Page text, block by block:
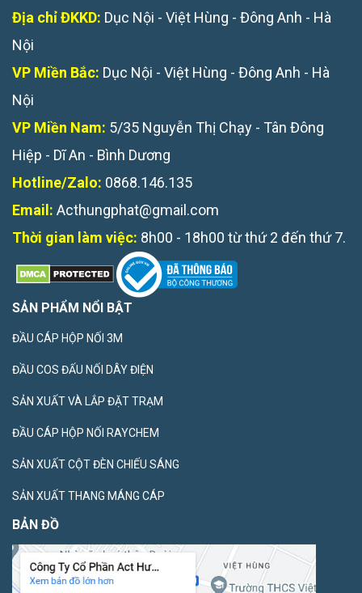
Địa chỉ ĐKKD: Dục Nội - Việt Hùng - Đông Anh - Hà
Nội
VP Miền Bắc: Dục Nội - Việt Hùng - Đông Anh - Hà
Nội
VP Miền Nam: 5/35 Nguyễn Thị Chạy - Tân Đông
Hiệp - Dĩ An - Bình Dương
Hotline/Zalo: 0868.146.135
Email: Acthungphat@gmail.com
Thời gian làm việc: 8h00 - 18h00 từ thứ 2 đến thứ 7.
SẢN PHẨM NỔI BẬT
ĐẦU CÁP HỘP NỐI 3M
ĐẦU COS ĐẤU NỐI DÂY ĐIỆN
SẢN XUẤT VÀ LẮP ĐẶT TRẠM
ĐẦU CÁP HỘP NỐI RAYCHEM
SẢN XUẤT CỘT ĐÈN CHIẾU SÁNG
SẢN XUẤT THANG MÁNG CÁP
BẢN ĐỒ